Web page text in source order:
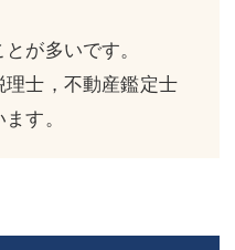
が多いです。
士，不動産鑑定士
す。